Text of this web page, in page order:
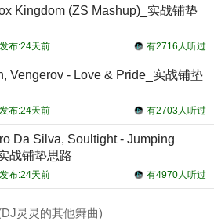
Kingdom (ZS Mashup)_实战铺垫
有2716人听过
布:24天前
Vengerov - Love & Pride_实战铺垫
有2703人听过
布:24天前
Da Silva, Soultight - Jumping
战铺垫思路
有4970人听过
布:24天前
灵灵的其他舞曲)